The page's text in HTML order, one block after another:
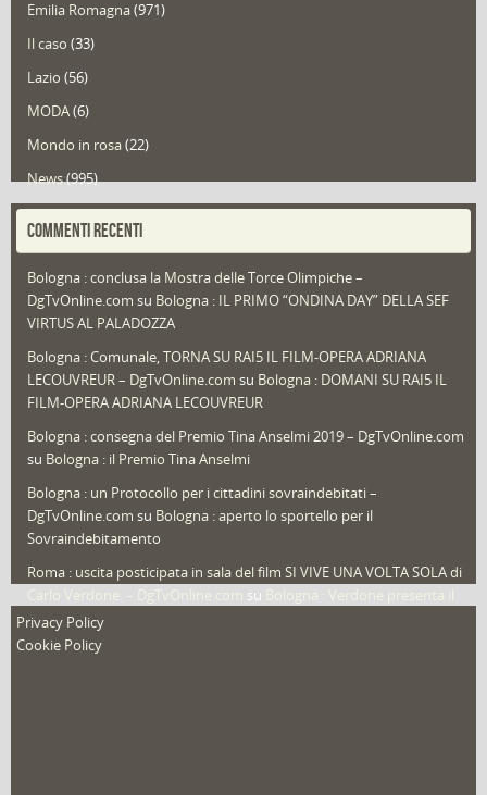
Emilia Romagna(971)
Il caso (33)
Lazio (56)
MODA(6)
Mondo in rosa(22)
News(995)
Portfolio(1)
Redazioni(1.052)
Speciali (22)
Sport
That's Bologna Magazine(25)
Video (archivio) (263)
COMMENTI RECENTI
Bologna : conclusa la Mostra delle Torce Olimpiche –
DgTvOnline.com su Bologna : IL PRIMO “ONDINA DAY” DELLA SEF
VIRTUS AL PALADOZZA
Bologna : Comunale, TORNA SU RAI5 IL FILM-OPERA ADRIANA
LECOUVREUR – DgTvOnline.com su Bologna : DOMANI SU RAI5 IL
FILM-OPERA ADRIANA LECOUVREUR
Bologna : consegna del Premio Tina Anselmi 2019 – DgTvOnline.com
su Bologna : il Premio Tina Anselmi
Bologna : un Protocollo per i cittadini sovraindebitati –
DgTvOnline.com su Bologna : aperto lo sportello per il
Sovraindebitamento
Roma : uscita posticipata in sala del film SI VIVE UNA VOLTA SOLA di
su
nuovo film
Privacy Policy
Cookie Policy